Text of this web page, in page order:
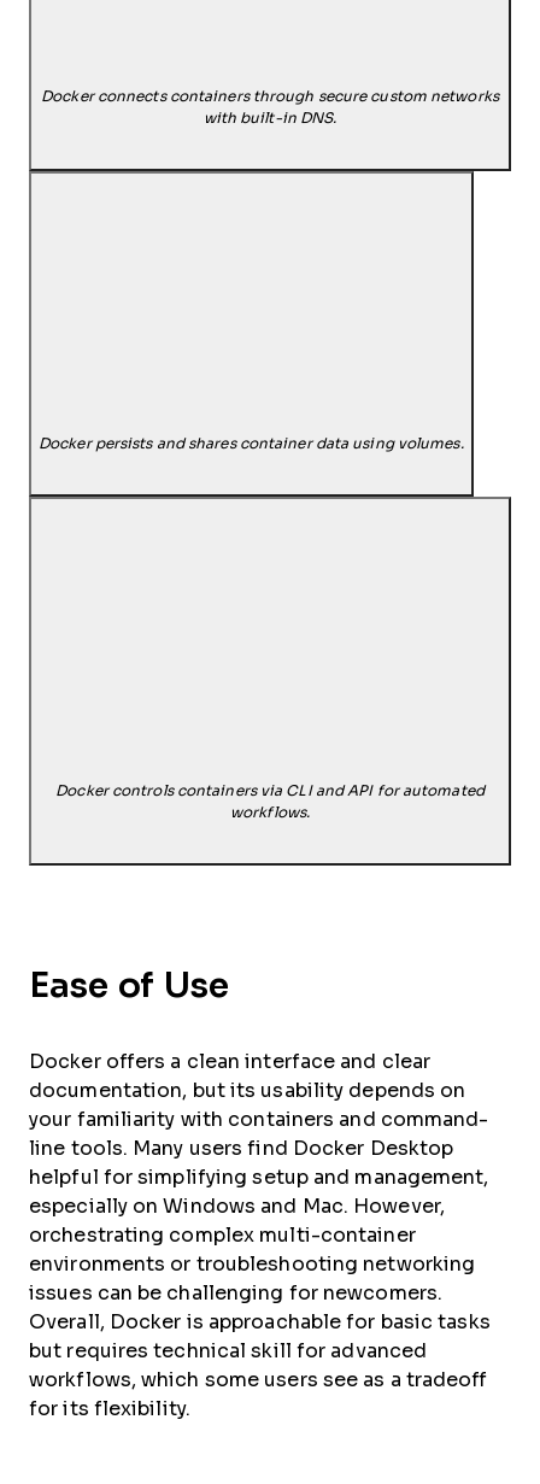
Docker connects containers through secure custom networks
with built-in DNS.
Docker persists and shares container data using volumes.
Docker controls containers via CLI and API for automated
workflows.
Ease of Use
Docker offers a clean interface and clear
documentation, but its usability depends on
your familiarity with containers and command-
line tools. Many users find Docker Desktop
helpful for simplifying setup and management,
especially on Windows and Mac. However,
orchestrating complex multi-container
environments or troubleshooting networking
issues can be challenging for newcomers.
Overall, Docker is approachable for basic tasks
but requires technical skill for advanced
workflows, which some users see as a tradeoff
for its flexibility.